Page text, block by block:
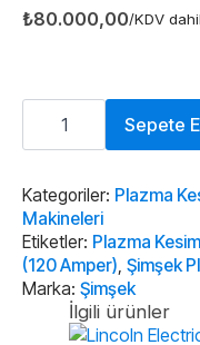
₺80.000,00/KDV dahil
Plazma
Kesme
Makinesi
adet
Sepete
Kategoriler: Plazma
Makineleri
Etiketler: Plazma
(120 Amper), Şimşek
Marka: Şimşek
İlgili ürünler